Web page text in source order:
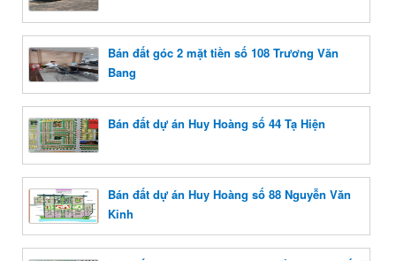
Bán đất góc 2 mặt tiền số 108 Trương Văn
Bang
Bán đất dự án Huy Hoàng số 44 Tạ Hiện
Bán đất dự án Huy Hoàng số 88 Nguyễn Văn
Kỉnh